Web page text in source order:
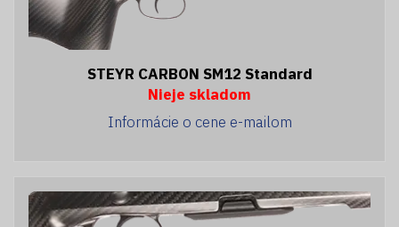
STEYR CARBON SM12 Standard
Nieje skladom
Informácie o cene e-mailom